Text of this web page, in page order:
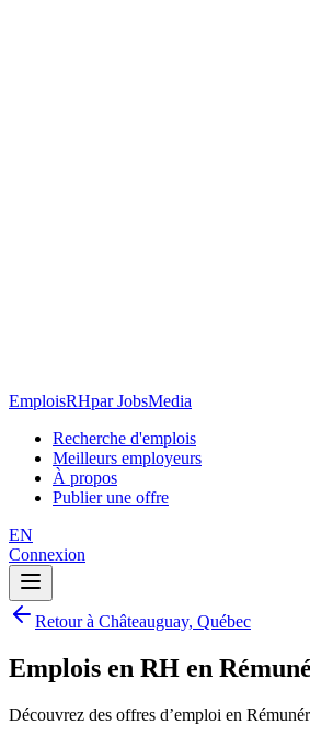
EmploisRHpar JobsMedia
Recherche d'emplois
Meilleurs employeurs
À propos
Publier une offre
EN
Connexion
Retour à Châteauguay, Québec
Emplois en RH en
Découvrez des offres d’emploi en